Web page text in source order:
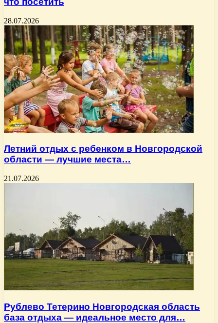
28.07.2026
Летний отдых с ребенком в Новгородской
области — лучшие места…
21.07.2026
Рублево Тетерино Новгородская область
база отдыха — идеальное место для…